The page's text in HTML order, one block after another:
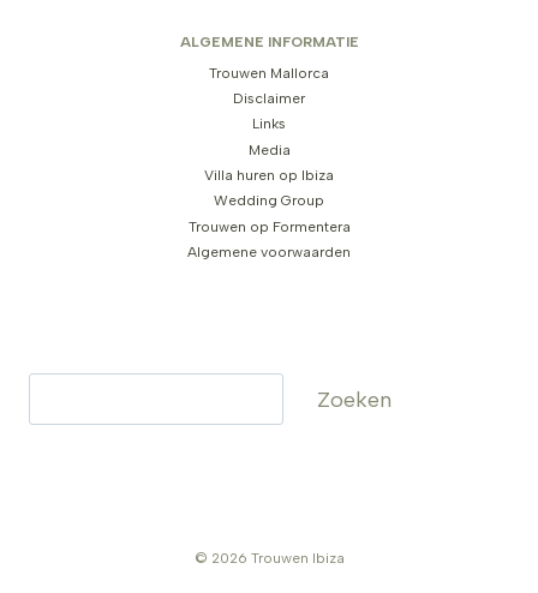
ALGEMENE INFORMATIE
Trouwen Mallorca
Disclaimer
Links
Media
Villa huren op Ibiza
Wedding Group
Trouwen op Formentera
Algemene voorwaarden
Zoeken
© 2026 Trouwen Ibiza